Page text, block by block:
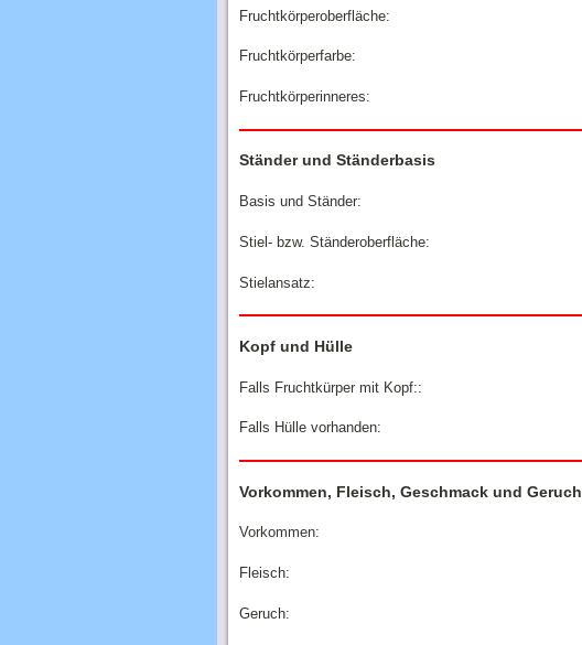
Fruchtkörperoberfläche:
Fruchtkörperfarbe:
Fruchtkörperinneres:
Ständer und Ständerbasis
Basis und Ständer:
Stiel- bzw. Ständeroberfläche:
Stielansatz:
Kopf und Hülle
Falls Fruchtkürper mit Kopf::
Falls Hülle vorhanden:
Vorkommen, Fleisch, Geschmack und Geruch
Vorkommen:
Fleisch:
Geruch: